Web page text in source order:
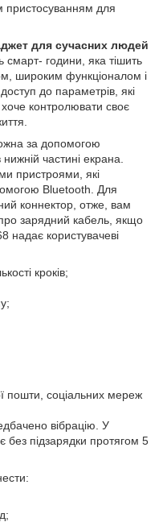
пристосуванням для
для сучасних людей
години, яка тішить
широким функціоналом і
до параметрів, які
контролювати своє
за допомогою
частині екрана.
пристроями, які
Bluetooth. Для
коннектор, отже, вам
зарядний кабель, якщо
надає користувачеві
кроків;
пошти, соціальних мереж
вібрацію. У
підзарядки протягом 5